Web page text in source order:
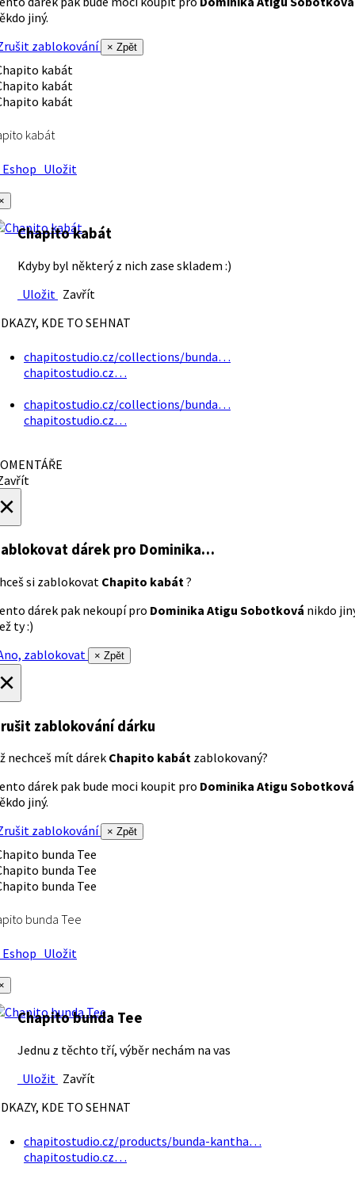
jiný.
zablokování
× Zpět
kabát
Uložit
Chapito kabát
Kdyby byl některý z nich zase skladem :)
Uložit Zavřít
KDE TO SEHNAT
chapitostudio.cz/collections/bunda…
chapitostudio.cz…
chapitostudio.cz/collections/bunda…
chapitostudio.cz…
dárek pro Dominika…
si zablokovat Chapito kabát ?
dárek pak nekoupí pro Dominika Atigu Sobotková nikdo
ty :)
zablokovat
× Zpět
zablokování dárku
nechceš mít dárek Chapito kabát zablokovaný?
dárek pak bude moci koupit pro Dominika Atigu Sobotková
jiný.
zablokování
× Zpět
bunda Tee
Uložit
Chapito bunda Tee
Jednu z těchto tří, výběr nechám na vas
Uložit Zavřít
KDE TO SEHNAT
chapitostudio.cz/products/bunda-kantha…
chapitostudio.cz…